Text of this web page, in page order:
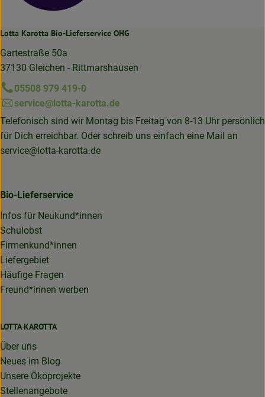
Lotta Karotta Bio-Lieferservice OHG
Gartestraße 50a
37130 Gleichen - Rittmarshausen
05508 979 419-0
service@lotta-karotta.de
Telefonisch sind wir Montag bis Freitag von 8-13 Uhr persönlich
für Dich erreichbar. Oder schreib uns einfach eine Mail an
service@lotta-karotta.de
Bio-Lieferservice
Infos für Neukund*innen
Schulobst
Firmenkund*innen
Liefergebiet
Häufige Fragen
Freund*innen werben
LOTTA KAROTTA
Über uns
Neues im Blog
Unsere Ökoprojekte
Stellenangebote